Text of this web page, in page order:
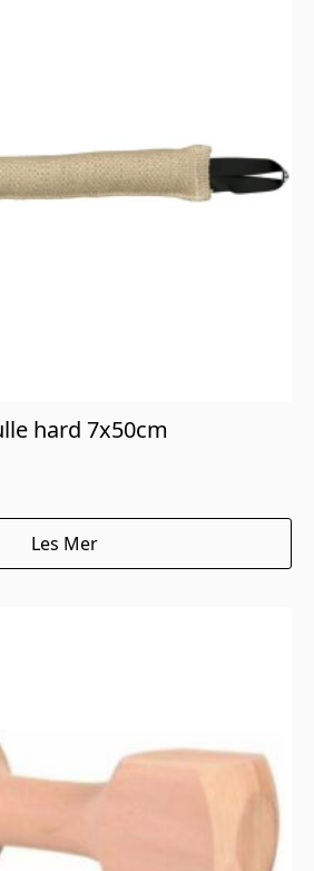
hard 7x50cm
Les Mer